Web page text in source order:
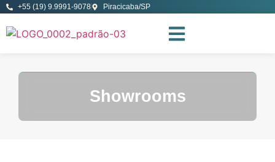
+55 (19) 9.9991-9078 Piracicaba/SP
Showrooms